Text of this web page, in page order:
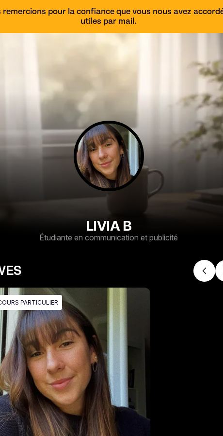
pour la confiance que vous nous avez
utiles par mail.
LIVIA B
Étudiante en communication et publicité
PARTICULIER